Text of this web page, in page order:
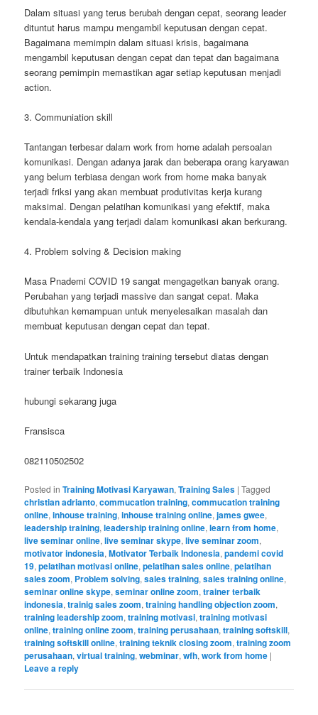
Dalam situasi yang terus berubah dengan cepat, seorang leader
dituntut harus mampu mengambil keputusan dengan cepat.
Bagaimana memimpin dalam situasi krisis, bagaimana
mengambil keputusan dengan cepat dan tepat dan bagaimana
seorang pemimpin memastikan agar setiap keputusan menjadi
action.
3. Communiation skill
Tantangan terbesar dalam work from home adalah persoalan
komunikasi. Dengan adanya jarak dan beberapa orang karyawan
yang belum terbiasa dengan work from home maka banyak
terjadi friksi yang akan membuat produtivitas kerja kurang
maksimal. Dengan pelatihan komunikasi yang efektif, maka
kendala-kendala yang terjadi dalam komunikasi akan berkurang.
4. Problem solving & Decision making
Masa Pnademi COVID 19 sangat mengagetkan banyak orang.
Perubahan yang terjadi massive dan sangat cepat. Maka
dibutuhkan kemampuan untuk menyelesaikan masalah dan
membuat keputusan dengan cepat dan tepat.
Untuk mendapatkan training training tersebut diatas dengan
trainer terbaik Indonesia
hubungi sekarang juga
Fransisca
082110502502
Posted in Training Motivasi Karyawan,Training Sales |Tagged
christian adrianto,commucation training,commucation training
online,inhouse training,inhouse training online,james gwee,
leadership training,leadership training online,learn from home,
live seminar online,live seminar skype,live seminar zoom,
motivator indonesia,Motivator Terbaik Indonesia,pandemi covid
19,pelatihan motivasi online,pelatihan sales online,pelatihan
sales zoom, Problem solving,sales training,sales training online,
seminar online skype,seminar online zoom,trainer terbaik
indonesia,trainig sales zoom,training handling objection zoom,
training leadership zoom,training motivasi,training motivasi
online,training online zoom,training perusahaan,training softskill,
training softskill online,training teknik closing zoom,training zoom
perusahaan,virtual training,webminar,wfh,work from home |
Leave a reply